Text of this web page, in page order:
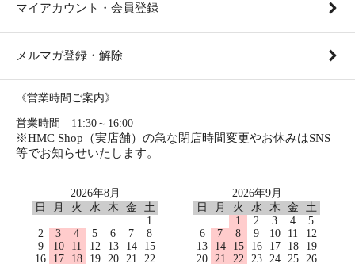
マイアカウント・会員登録
メルマガ登録・解除
《営業時間ご案内》
営業時間 11:30～16:00
※HMC Shop（実店舗）の急な閉店時間変更やお休みはSNS
等でお知らせいたします。
2026年8月
日
月 火 水 木 金
土
1
2
3 4 5 6 7
8
9
10 11 12 13 14
15
16
17 18 19 20 21 22
2026年9月
日
月 火 水 木 金
土
1
2 3 4
5
6
7 8 9 10 11
12
13
14 15 16 17 18
19
20
21 22 23 24 25 26